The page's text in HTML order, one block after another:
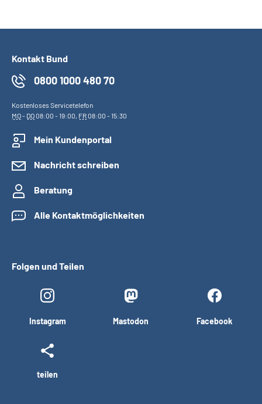
Kontakt Bund
0800 1000 480 70
Kostenloses Servicetelefon
MO- DO08:00 - 19:00, FR08:00 - 15:30
Mein Kundenportal
Nachricht schreiben
Beratung
Alle Kontaktmöglichkeiten
Folgen und Teilen
Instagram Mastodon Facebook
teilen